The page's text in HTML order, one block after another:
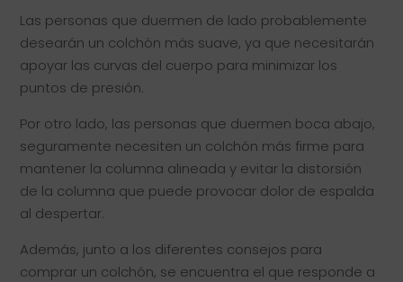
Las personas que duermen de lado probablemente
desearán un colchón más suave, ya que necesitarán
apoyar las curvas del cuerpo para minimizar los
puntos de presión.
Por otro lado, las personas que duermen boca abajo,
seguramente necesiten un colchón más firme para
mantener la columna alineada y evitar la distorsión
de la columna que puede provocar dolor de espalda
al despertar.
Además, junto a los diferentes consejos para
comprar un colchón, se encuentra el que responde a